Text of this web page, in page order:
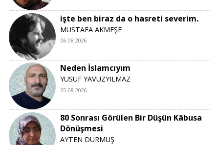
işte ben biraz da o hasreti severim.
MUSTAFA AKMEŞE
06.08.2026
Neden İslamcıyım
YUSUF YAVUZYILMAZ
05.08.2026
80 Sonrası Görülen Bir Düşün Kâbusa
Dönüşmesi
AYTEN DURMUŞ